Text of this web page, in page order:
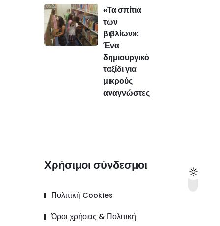
«Τα σπίτια
των
βιβλίων»:
Ένα
δημιουργικό
ταξίδι για
μικρούς
αναγνώστες
Χρήσιμοι σύνδεσμοι
Πολιτική Cookies
Όροι χρήσεις & Πολιτική